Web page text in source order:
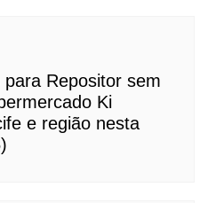
Repositor sem
Ki
e região nesta